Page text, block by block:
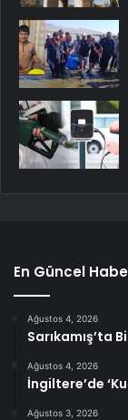
En Güncel
Ağustos 4, 2026
Sarıkamış’ta
Ağustos 4, 2026
İngiltere’de
Ağustos 3, 2026